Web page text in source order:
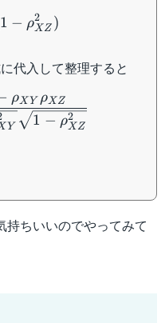
1 − ρXZ
2 )
代入して整理すると
Y 1 − ρXZ
2
ρX Y ρXZ
ちいいのでやってみて